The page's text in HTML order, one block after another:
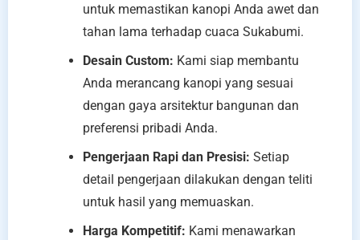
untuk memastikan kanopi Anda awet dan
tahan lama terhadap cuaca Sukabumi.
Desain Custom: Kami siap membantu
Anda merancang kanopi yang sesuai
dengan gaya arsitektur bangunan dan
preferensi pribadi Anda.
Pengerjaan Rapi dan Presisi: Setiap
detail pengerjaan dilakukan dengan teliti
untuk hasil yang memuaskan.
Harga Kompetitif: Kami menawarkan